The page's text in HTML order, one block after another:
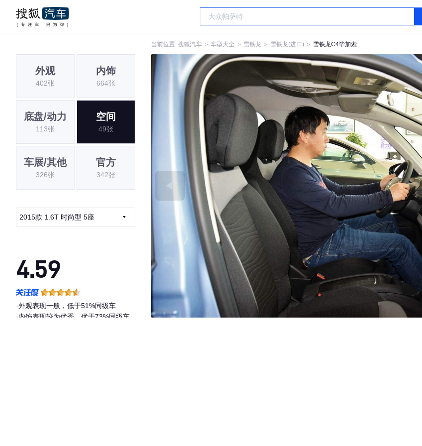
当前位置: 搜狐汽车 ＞ 车型大全 ＞ 雪铁龙 ＞ 雪铁龙(进口) ＞ 雪铁龙C4毕加索
外观
402张
内饰
664张
底盘/动力
113张
空间
49张
车展/其他
326张
官方
342张
2015款 1.6T 时尚型 5座
4.59
·外观表现一般，低于51%同级车
·内饰表现较为优秀，优于73%同级车